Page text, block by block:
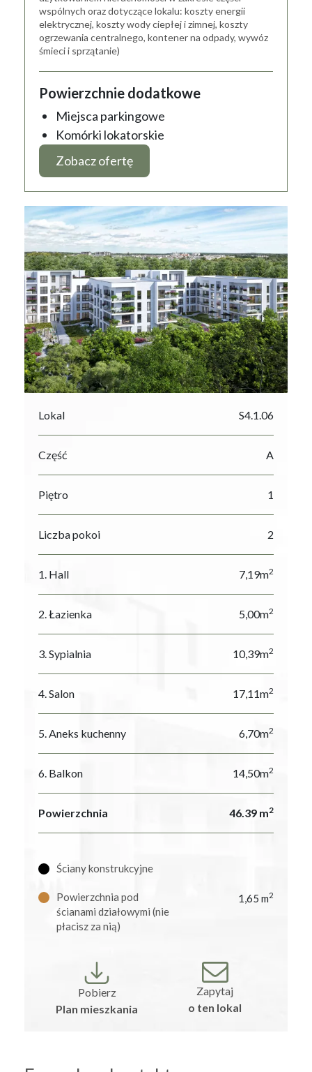
wspólnych oraz dotyczące lokalu: koszty energii
elektrycznej, koszty wody ciepłej i zimnej, koszty
ogrzewania centralnego, kontener na odpady, wywóz
śmieci i sprzątanie)
Powierzchnie dodatkowe
Miejsca parkingowe
Komórki lokatorskie
Zobacz ofertę
Lokal S4.1.06
Część A
Piętro 1
Liczba pokoi 2
1. Hall 7,19m2
2. Łazienka 5,00m2
3. Sypialnia 10,39m2
4. Salon 17,11m2
5. Aneks kuchenny 6,70m2
6. Balkon 14,50m2
Powierzchnia 46.39 m2
Ściany konstrukcyjne
Powierzchnia pod
ścianami działowymi (nie
płacisz za nią)
1,65 m2
Pobierz
Plan mieszkania
Zapytaj
o ten lokal